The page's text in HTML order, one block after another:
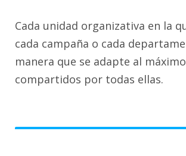
Cada unidad organizativa en la
cada campaña o cada
manera que se adapte al
compartidos por todas ellas.